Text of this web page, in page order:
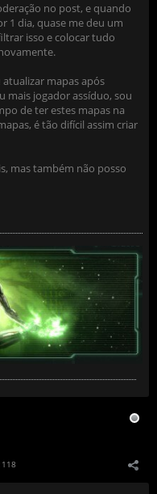
no post, e quando
1 dia, quase me deu um
isso e colocar tudo
mapas após
mais jogador assíduo, sou
de ter estes mapas na
é tão difícil assim criar
mas também não posso
118